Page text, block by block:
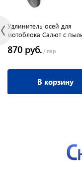
Удлинитель осей для
мотоблока Салют с
870 руб. / пар
В корзину